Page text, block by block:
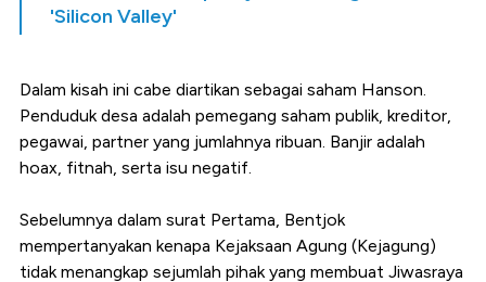
'Silicon Valley'
Dalam kisah ini cabe diartikan sebagai saham Hanson.
Penduduk desa adalah pemegang saham publik, kreditor,
pegawai, partner yang jumlahnya ribuan. Banjir adalah
hoax, fitnah, serta isu negatif.
Sebelumnya dalam surat Pertama, Bentjok
mempertanyakan kenapa Kejaksaan Agung (Kejagung)
tidak menangkap sejumlah pihak yang membuat Jiwasraya